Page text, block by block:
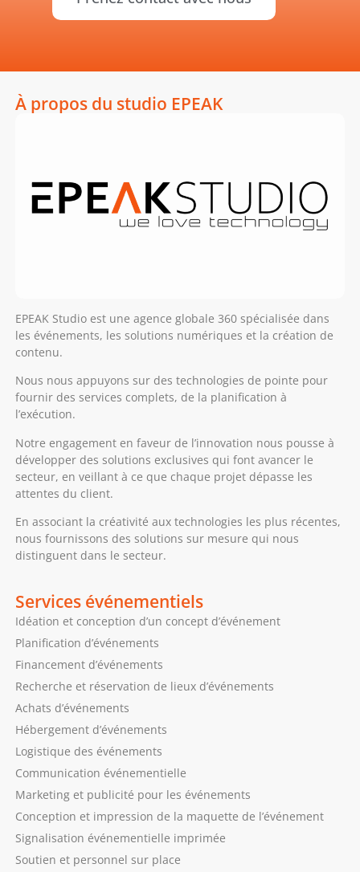
À propos du studio EPEAK
EPEAK Studio est une agence globale 360 spécialisée dans
les événements, les solutions numériques et la création de
contenu.
Nous nous appuyons sur des technologies de pointe pour
fournir des services complets, de la planification à
l’exécution.
Notre engagement en faveur de l’innovation nous pousse à
développer des solutions exclusives qui font avancer le
secteur, en veillant à ce que chaque projet dépasse les
attentes du client.
En associant la créativité aux technologies les plus récentes,
nous fournissons des solutions sur mesure qui nous
distinguent dans le secteur.
Services événementiels
Idéation et conception d’un concept d’événement
Planification d’événements
Financement d’événements
Recherche et réservation de lieux d’événements
Achats d’événements
Hébergement d’événements
Logistique des événements
Communication événementielle
Marketing et publicité pour les événements
Conception et impression de la maquette de l’événement
Signalisation événementielle imprimée
Soutien et personnel sur place